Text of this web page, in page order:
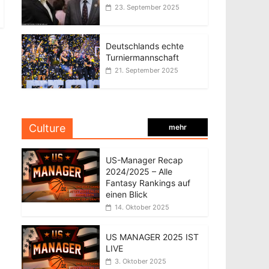
23. September 2025
Deutschlands echte
Turniermannschaft
21. September 2025
Culture mehr
US-Manager Recap
2024/2025 – Alle
Fantasy Rankings auf
einen Blick
14. Oktober 2025
US MANAGER 2025 IST
LIVE
3. Oktober 2025